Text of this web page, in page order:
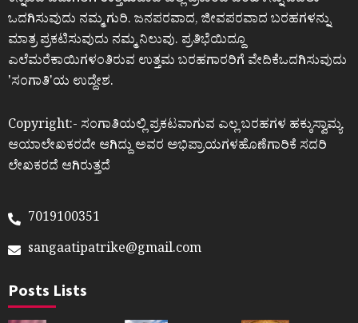
ಒದಗಿಸುವುದು ನಮ್ಮ ಗುರಿ. ಜನಪರವಾದ, ಜೀವಪರವಾದ ಬರಹಗಳನ್ನು
ಮಾತ್ರ ಪ್ರಕಟಿಸುವುದು ನಮ್ಮ ನಿಲುವು. ಪ್ರತಿಭೆಯಿದ್ದೂ
ಎಲೆಮರೆಕಾಯಿಗಳಂತಿರುವ ಉತ್ತಮ ಬರಹಗಾರರಿಗೆ ವೇದಿಕೆಒದಗಿಸುವುದು
ʼಸಂಗಾತಿʼಯ ಉದ್ದೇಶ.
Copyright:- ಸಂಗಾತಿಯಲ್ಲಿ ಪ್ರಕಟವಾಗುವ ಎಲ್ಲ ಬರಹಗಳ ಹಕ್ಕುಸ್ವಾಮ್ಯ
ಆಯಾಲೇಖಕರದೇ ಆಗಿದ್ದು ಅವರ ಅಭಿಪ್ರಾಯಗಳಹೊಣೆಗಾರಿಕೆ ಸದರಿ
ಲೇಖಕರದೆ ಆಗಿರುತ್ತದೆ
7019100351
sangaatipatrike@gmail.com
Posts Lists